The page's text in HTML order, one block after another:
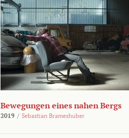
Bewegungen eines nahen Bergs
2019 / Sebastian Brameshuber